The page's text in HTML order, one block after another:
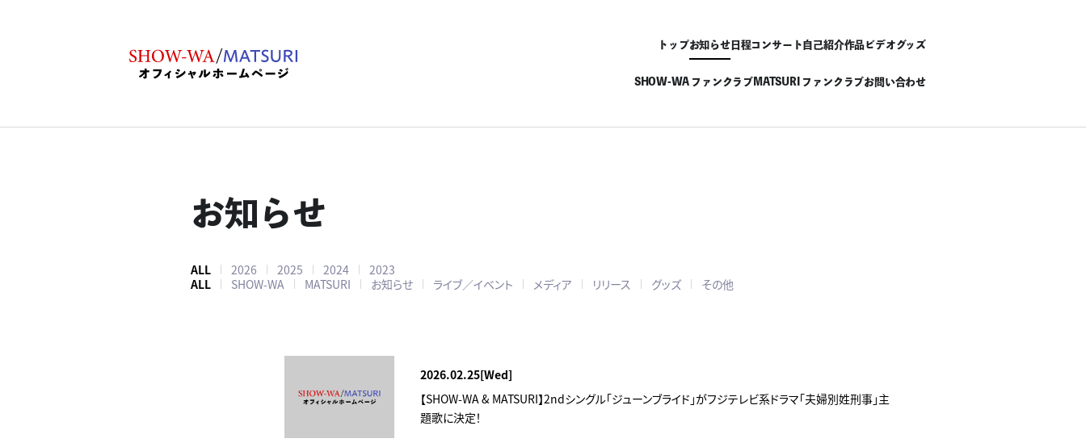
トップお知らせ日程コンサート自己紹介作品ビデオグッズ
SHOW-WA ファンクラブMATSURI ファンクラブお問い合わせ
お知らせ
ALL 2026 2025 2024
2023
ALL
SHOW-WA MATSURI お知らせ ライブ／イベント メディア リリース グッズ その他
2026.02.25[Wed]
【SHOW-WA & MATSURI】2ndシングル「ジューンブライド」がフジテレビ系ドラマ「夫婦別姓刑事」主
題歌に決定！